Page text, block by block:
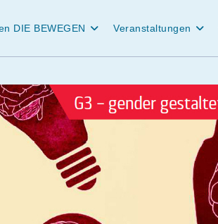
DIE BEWEGEN Veranstaltungen